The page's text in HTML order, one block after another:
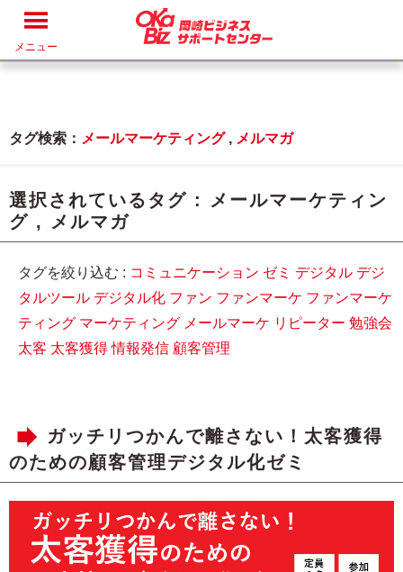
メニュー
タグ検索： メールマーケティング, メルマガ
選択されているタグ :
メールマーケティン
グ , メルマガ
タグを絞り込む : コミュニケーション ゼミ デジタル デジ
タルツール デジタル化 ファン ファンマーケ ファンマーケ
ティング マーケティング メールマーケ リピーター 勉強会
太客 太客獲得 情報発信 顧客管理
ガッチリつかんで離さない！太客獲得
のための顧客管理デジタル化ゼミ